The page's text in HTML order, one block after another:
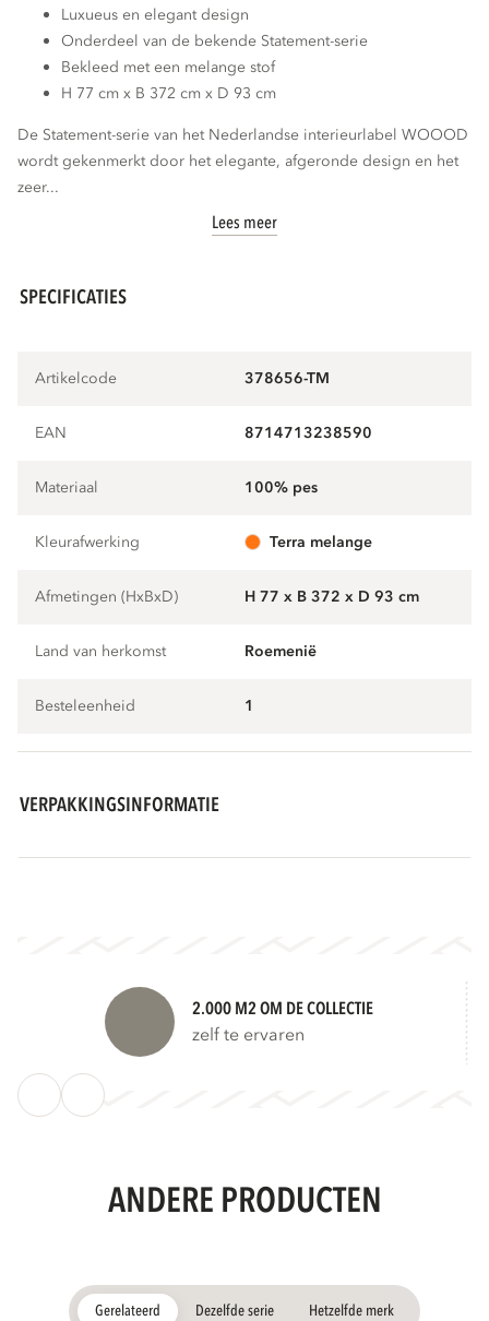
Luxueus en elegant design
Onderdeel van de bekende Statement-serie
Bekleed met een melange stof
H 77 cm x B 372 cm x D 93 cm
De Statement-serie van het Nederlandse interieurlabel WOOOD
wordt gekenmerkt door het elegante, afgeronde design en het
zeer...
Lees meer
SPECIFICATIES
Artikelcode 378656-TM
EAN 8714713238590
Materiaal 100% pes
Kleurafwerking terra melange
Afmetingen (HxBxD) H 77 x B 372 x D 93 cm
Land van herkomst Roemenië
Besteleenheid 1
VERPAKKINGSINFORMATIE
2.000 M2 OM DE COLLECTIE
zelf te ervaren
ANDERE PRODUCTEN
Gerelateerd Dezelfde serie Hetzelfde merk